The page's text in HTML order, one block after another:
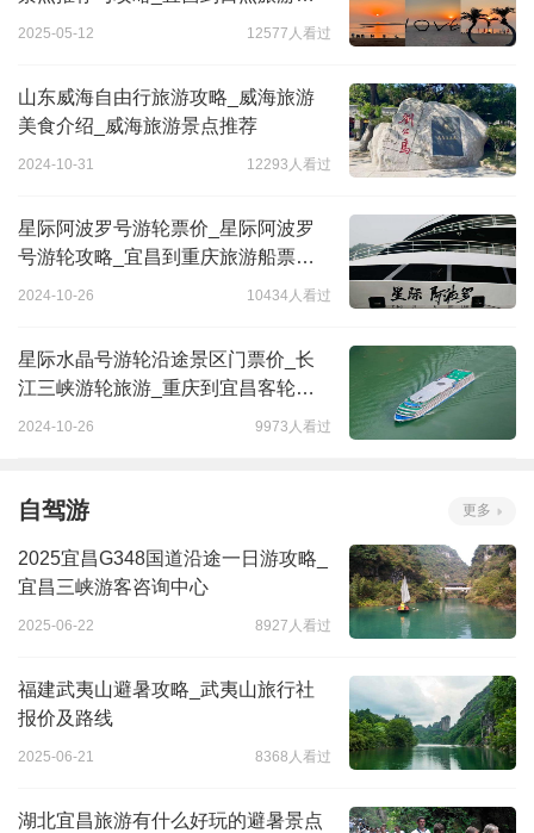
略
2025-05-12 12577人看过
山东威海自由行旅游攻略_威海旅游
美食介绍_威海旅游景点推荐
2024-10-31 12293人看过
星际阿波罗号游轮票价_星际阿波罗
号游轮攻略_宜昌到重庆旅游船票价
多少
2024-10-26 10434人看过
星际水晶号游轮沿途景区门票价_长
江三峡游轮旅游_重庆到宜昌客轮时
间和票价多少
2024-10-26 9973人看过
自驾游 更多
2025宜昌G348国道沿途一日游攻略_
宜昌三峡游客咨询中心
2025-06-22 8927人看过
福建武夷山避暑攻略_武夷山旅行社
报价及路线
2025-06-21 8368人看过
湖北宜昌旅游有什么好玩的避暑景点